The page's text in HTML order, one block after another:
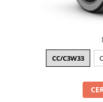
CC/C3W33